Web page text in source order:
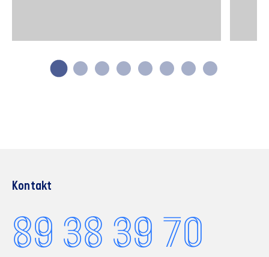
Kontakt
89 38 39 70